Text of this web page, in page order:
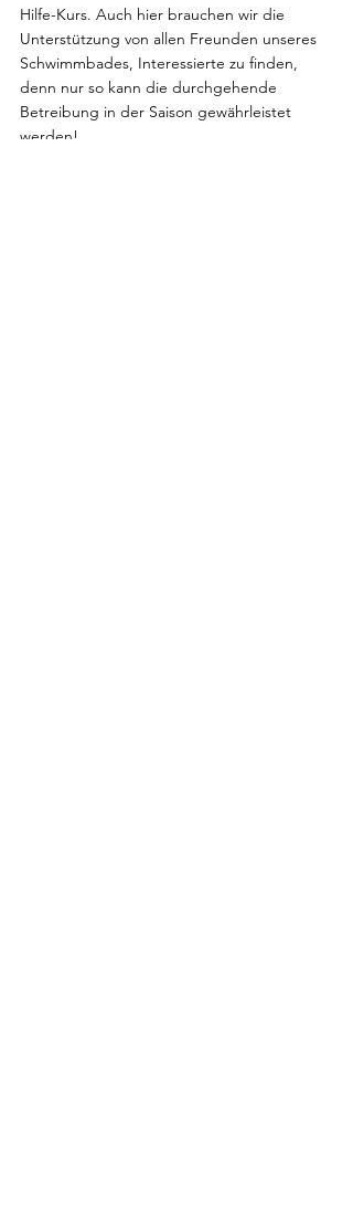
Hilfe-Kurs. Auch hier brauchen wir die
Unterstützung von allen Freunden unseres
Schwimmbades, Interessierte zu finden,
denn nur so kann die durchgehende
Betreibung in der Saison gewährleistet
werden!